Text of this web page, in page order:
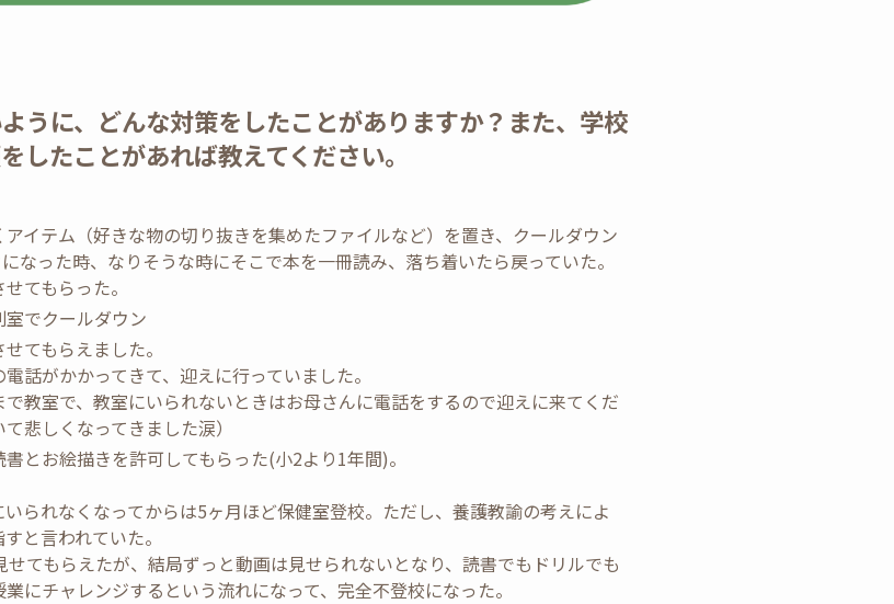
うに、どんな対策をしたことがありますか？また、学校
したことがあれば教えてください。
イテム（好きな物の切り抜きを集めたファイルなど）を置き、クールダウン
なった時、なりそうな時にそこで本を一冊読み、落ち着いたら戻っていた。
てもらった。
でクールダウン
てもらえました。
話がかかってきて、迎えに行っていました。
教室で、教室にいられないときはお母さんに電話をするので迎えに来てくだ
悲しくなってきました涙）
とお絵描きを許可してもらった(小2より1年間)。
られなくなってからは5ヶ月ほど保健室登校。ただし、養護教諭の考えによ
と言われていた。
てもらえたが、結局ずっと動画は見せられないとなり、読書でもドリルでも
にチャレンジするという流れになって、完全不登校になった。